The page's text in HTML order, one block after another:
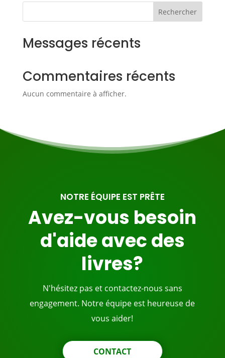
Rechercher
Messages récents
Commentaires récents
Aucun commentaire à afficher.
NOTRE ÉQUIPE EST PRÊTE
Avez-vous besoin
d'aide avec des
livres?
N'hésitez pas et contactez-nous sans
engagement. Notre équipe est heureuse de
vous aider!
CONTACT